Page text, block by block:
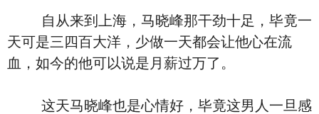
自从来到上海，马晓峰那干劲十足，毕竟一
天可是三四百大洋，少做一天都会让他心在流
血，如今的他可以说是月薪过万了。
这天马晓峰也是心情好，毕竟这男人一旦感